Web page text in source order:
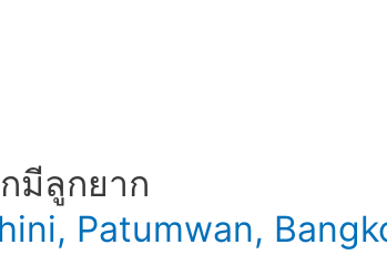
มีลูกยาก
Patumwan,